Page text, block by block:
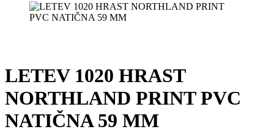
LETEV 1020 HRAST
NORTHLAND PRINT PVC
NATIČNA 59 MM